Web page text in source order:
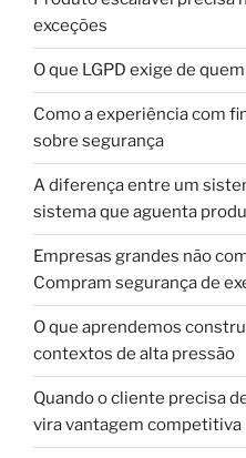
exceções
O que LGPD exige de
Como a experiência com
sobre segurança
A diferença entre um
sistema que aguenta
Empresas grandes não
Compram segurança de
O que aprendemos
contextos de alta pressão
Quando o cliente precisa
vira vantagem competitiva